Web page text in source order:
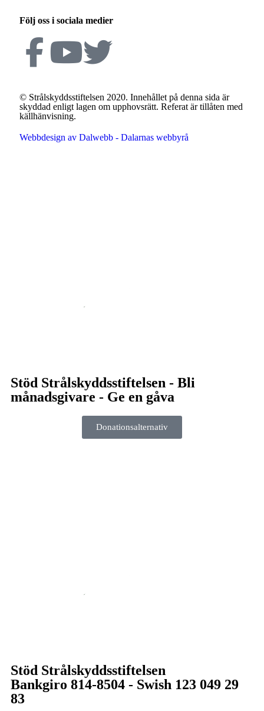
Följ oss i sociala medier
© Strålskyddsstiftelsen 2020. Innehållet på denna sida är
skyddad enligt lagen om upphovsrätt. Referat är tillåten med
källhänvisning.
Webbdesign av Dalwebb - Dalarnas webbyrå
Stöd Strålskyddsstiftelsen - Bli
månadsgivare - Ge en gåva
Donationsalternativ
Stöd Strålskyddsstiftelsen
Bankgiro 814-8504 - Swish 123 049 29
83